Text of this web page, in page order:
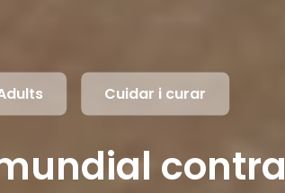
Cuidar i curar
contra